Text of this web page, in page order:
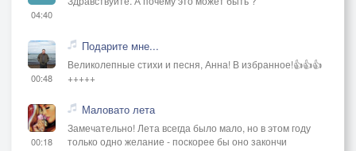
04:40
00:48
Подарите мне...
Великолепные стихи и песня, Анна! В избранное!👍👍👍
+++++
00:18
Маловато лета
Замечательно! Лета всегда было мало, но в этом году
только одно желание - поскорее бы оно закончи